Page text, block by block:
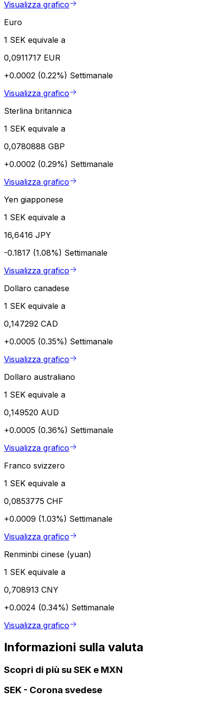
Visualizza grafico
Euro
1 SEK equivale a
0,0911717 EUR
+0.0002 (0.22%) Settimanale
Visualizza grafico
Sterlina britannica
1 SEK equivale a
0,0780888 GBP
+0.0002 (0.29%) Settimanale
Visualizza grafico
Yen giapponese
1 SEK equivale a
16,6416 JPY
-0.1817 (1.08%) Settimanale
Visualizza grafico
Dollaro canadese
1 SEK equivale a
0,147292 CAD
+0.0005 (0.35%) Settimanale
Visualizza grafico
Dollaro australiano
1 SEK equivale a
0,149520 AUD
+0.0005 (0.36%) Settimanale
Visualizza grafico
Franco svizzero
1 SEK equivale a
0,0853775 CHF
+0.0009 (1.03%) Settimanale
Visualizza grafico
Renminbi cinese (yuan)
1 SEK equivale a
0,708913 CNY
+0.0024 (0.34%) Settimanale
Visualizza grafico
Informazioni sulla valuta
Scopri di più su SEK e MXN
SEK - Corona svedese